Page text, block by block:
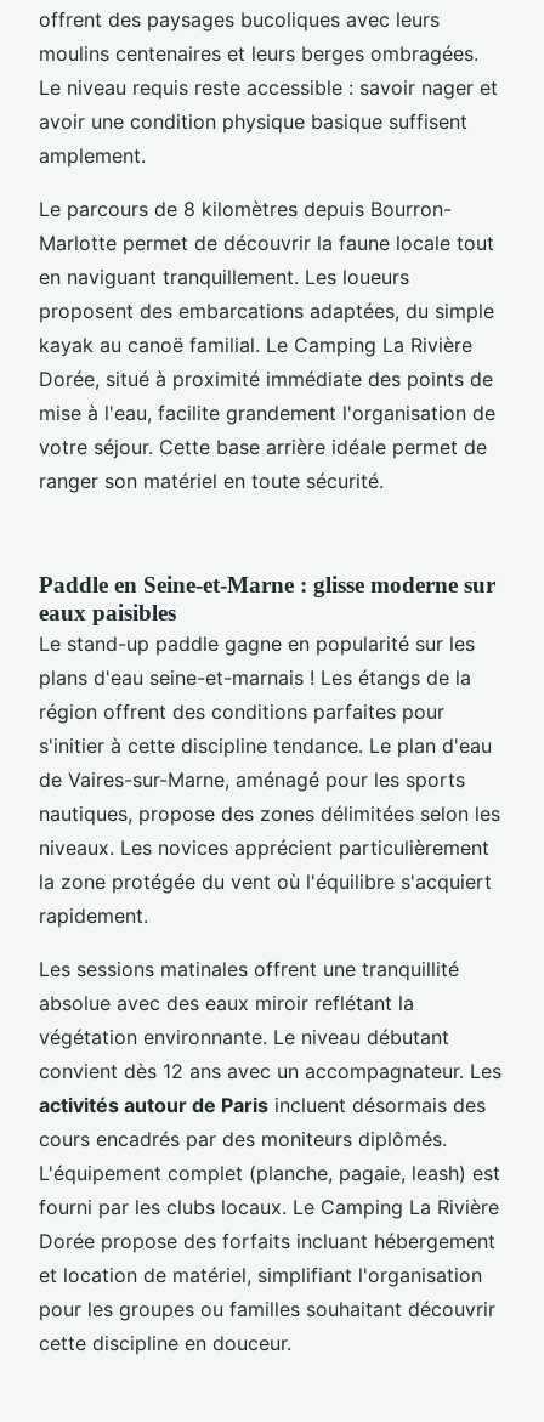
offrent des paysages bucoliques avec leurs
moulins centenaires et leurs berges ombragées.
Le niveau requis reste accessible : savoir nager et
avoir une condition physique basique suffisent
amplement.
Le parcours de 8 kilomètres depuis Bourron-
Marlotte permet de découvrir la faune locale tout
en naviguant tranquillement. Les loueurs
proposent des embarcations adaptées, du simple
kayak au canoë familial. Le Camping La Rivière
Dorée, situé à proximité immédiate des points de
mise à l'eau, facilite grandement l'organisation de
votre séjour. Cette base arrière idéale permet de
ranger son matériel en toute sécurité.
Paddle en Seine-et-Marne : glisse moderne sur
eaux paisibles
Le stand-up paddle gagne en popularité sur les
plans d'eau seine-et-marnais ! Les étangs de la
région offrent des conditions parfaites pour
s'initier à cette discipline tendance. Le plan d'eau
de Vaires-sur-Marne, aménagé pour les sports
nautiques, propose des zones délimitées selon les
niveaux. Les novices apprécient particulièrement
la zone protégée du vent où l'équilibre s'acquiert
rapidement.
Les sessions matinales offrent une tranquillité
absolue avec des eaux miroir reflétant la
végétation environnante. Le niveau débutant
convient dès 12 ans avec un accompagnateur. Les
activités autour de Paris incluent désormais des
cours encadrés par des moniteurs diplômés.
L'équipement complet (planche, pagaie, leash) est
fourni par les clubs locaux. Le Camping La Rivière
Dorée propose des forfaits incluant hébergement
et location de matériel, simplifiant l'organisation
pour les groupes ou familles souhaitant découvrir
cette discipline en douceur.